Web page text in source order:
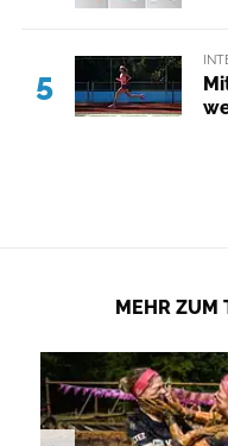
5
MEHR ZUM